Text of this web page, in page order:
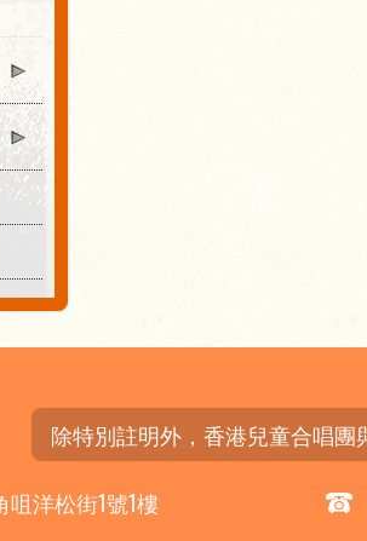
除特別註明外，香港兒童合唱團
洋松街1號1樓